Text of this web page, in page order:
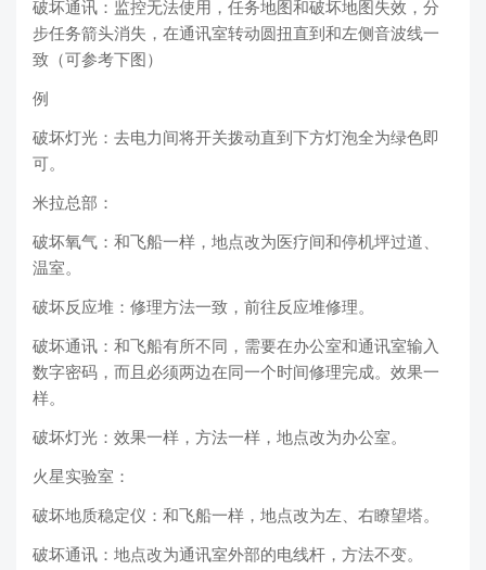
破坏通讯：监控无法使用，任务地图和破坏地图失效，分
步任务箭头消失，在通讯室转动圆扭直到和左侧音波线一
致（可参考下图）
例
破坏灯光：去电力间将开关拨动直到下方灯泡全为绿色即
可。
米拉总部：
破坏氧气：和飞船一样，地点改为医疗间和停机坪过道、
温室。
破坏反应堆：修理方法一致，前往反应堆修理。
破坏通讯：和飞船有所不同，需要在办公室和通讯室输入
数字密码，而且必须两边在同一个时间修理完成。效果一
样。
破坏灯光：效果一样，方法一样，地点改为办公室。
火星实验室：
破坏地质稳定仪：和飞船一样，地点改为左、右瞭望塔。
破坏通讯：地点改为通讯室外部的电线杆，方法不变。